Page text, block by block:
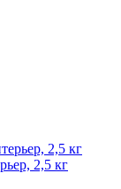
2,5 кг